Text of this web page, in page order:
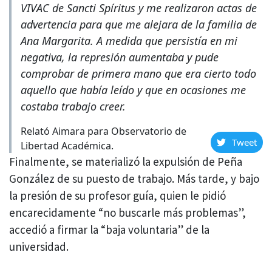
VIVAC de Sancti Spíritus y me realizaron actas de
advertencia para que me alejara de la familia de
Ana Margarita. A medida que persistía en mi
negativa, la represión aumentaba y pude
comprobar de primera mano que era cierto todo
aquello que había leído y que en ocasiones me
costaba trabajo creer.
Relató Aimara para Observatorio de
Libertad Académica.
Tweet
Finalmente, se materializó la expulsión de Peña
González de su puesto de trabajo. Más tarde, y bajo
la presión de su profesor guía, quien le pidió
encarecidamente “no buscarle más problemas”,
accedió a firmar la “baja voluntaria” de la
universidad.